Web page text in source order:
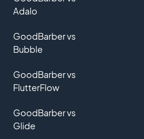
Adalo
GoodBarber vs
Bubble
GoodBarber vs
FlutterFlow
GoodBarber vs
Glide